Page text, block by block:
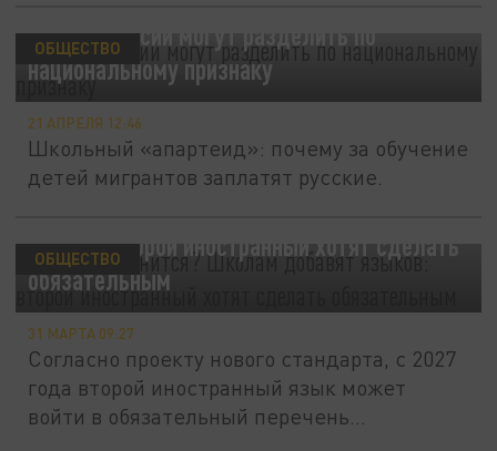
Школы России могут разделить по
национальному признаку
ОБЩЕСТВО
21 АПРЕЛЯ 12:46
Школьный «апартеид»: почему за обучение
детей мигрантов заплатят русские.
языков: второй иностранный хотят сделать
обязательным
ОБЩЕСТВО
31 МАРТА 09:27
Согласно проекту нового стандарта, с 2027
года второй иностранный язык может
войти в обязательный перечень...